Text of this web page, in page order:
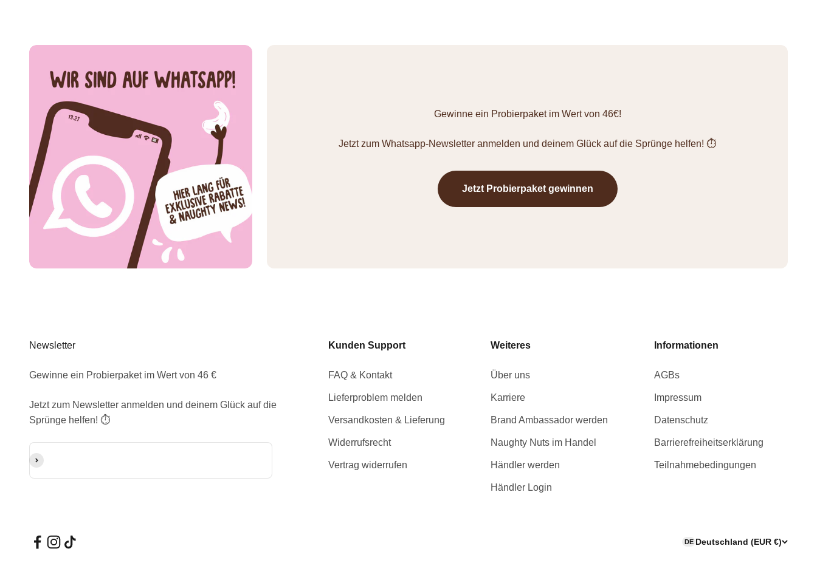
Gewinne ein Probierpaket im Wert von 46€!
Jetzt zum Whatsapp-Newsletter anmelden und deinem Glück auf die Sprünge helfen! ⏱️
Jetzt Probierpaket gewinnen
Newsletter
Gewinne ein Probierpaket im Wert von 46 €
Jetzt zum Newsletter anmelden und deinem Glück auf die
Sprünge helfen! ⏱️
Abonnieren
Kunden Support
FAQ & Kontakt
Lieferproblem melden
Versandkosten & Lieferung
Widerrufsrecht
Vertrag widerrufen
Weiteres
Über uns
Karriere
Brand Ambassador werden
Naughty Nuts im Handel
Händler werden
Händler Login
Informationen
AGBs
Impressum
Datenschutz
Barrierefreiheitserklärung
Teilnahmebedingungen
DE Deutschland (EUR €)